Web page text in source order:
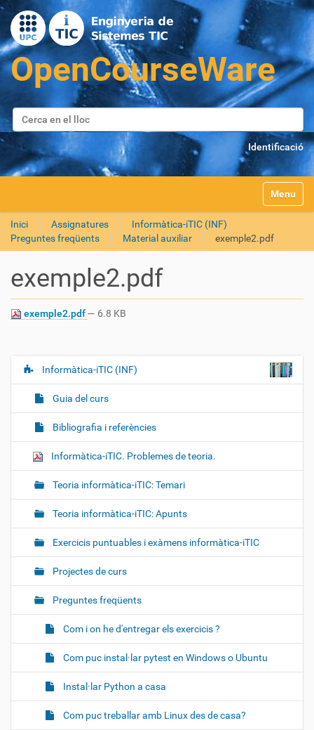
Cerca
Cerca avançada…
Identificació
Toggle
Inici Assignatures
Informàtica-iTIC (INF)
Preguntes freqüents
Material auxiliar exemple2.pdf
exemple2.pdf
exemple2.pdf— 6.8 KB
N
g
i
Informàtica-iTIC (INF)
Guia del curs
Bibliografia i referències
Informàtica-iTIC. Problemes de teoria.
Teoria informàtica-iTIC: Temari
Teoria informàtica-iTIC: Apunts
Exercicis puntuables i exàmens informàtica-iTIC
Projectes de curs
Preguntes freqüents
Com i on he d'entregar els exercicis ?
Com puc instal·lar pytest en Windows o Ubuntu
Instal·lar Python a casa
Com puc treballar amb Linux des de casa?